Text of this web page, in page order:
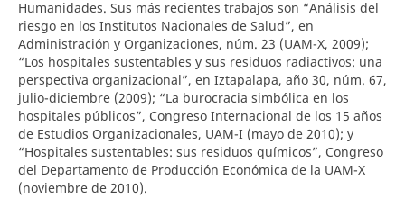
Humanidades. Sus más recientes trabajos son “Análisis del
riesgo en los Institutos Nacionales de Salud”, en
Administración y Organizaciones, núm. 23 (UAM-X, 2009);
“Los hospitales sustentables y sus residuos radiactivos: una
perspectiva organizacional”, en Iztapalapa, año 30, núm. 67,
julio-diciembre (2009); “La burocracia simbólica en los
hospitales públicos”, Congreso Internacional de los 15 años
de Estudios Organizacionales, UAM-I (mayo de 2010); y
“Hospitales sustentables: sus residuos químicos”, Congreso
del Departamento de Producción Económica de la UAM-X
(noviembre de 2010).